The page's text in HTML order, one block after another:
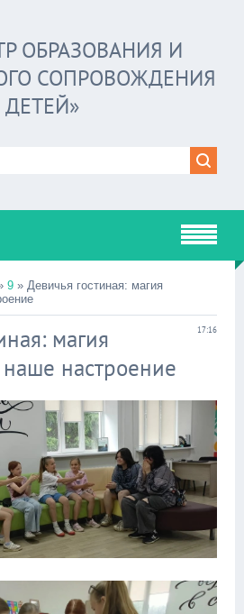
ОБРАЗОВАНИЯ И
СОПРОВОЖДЕНИЯ
ДЕТЕЙ»
9 » Девичья гостиная: магия
17:16
магия
настроение